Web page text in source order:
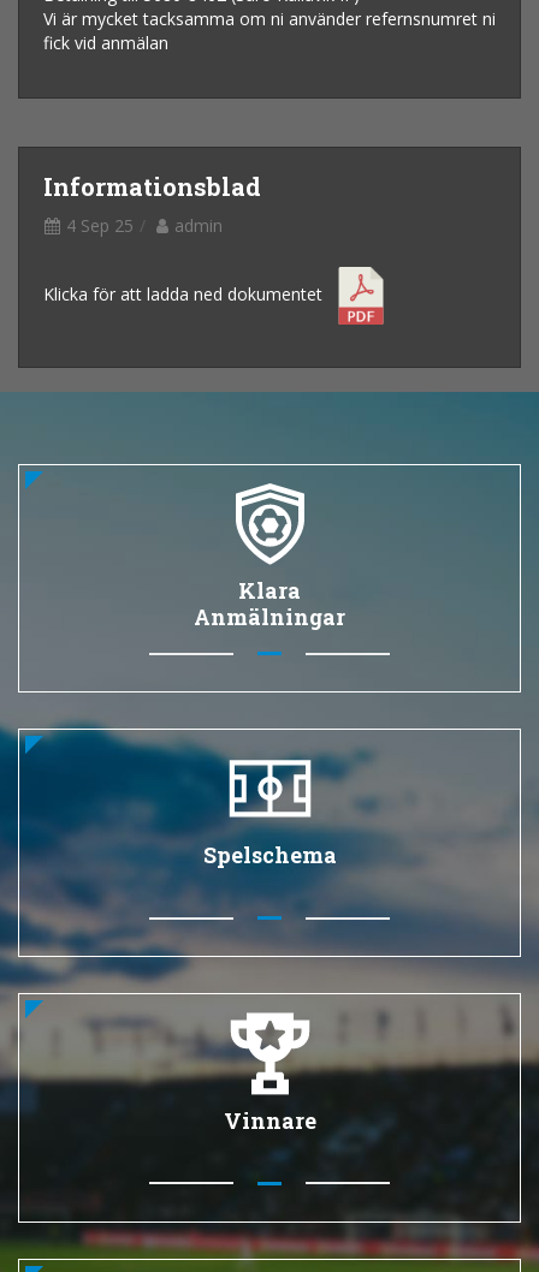
Vi är mycket tacksamma om ni använder refernsnumret ni
fick vid anmälan
Informationsblad
4 Sep 25 admin
Klicka för att ladda ned dokumentet
Klara
Anmälningar
Spelschema
Vinnare